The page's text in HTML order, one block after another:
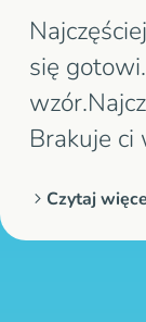
się
Brakuje ci
ruchu.A
Czytaj